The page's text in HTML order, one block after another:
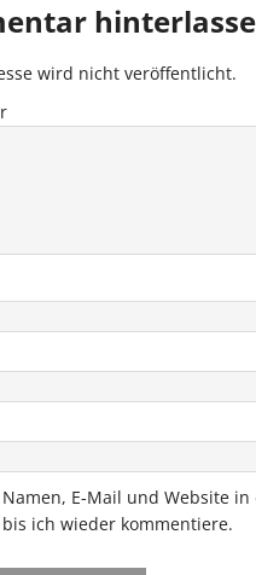
wird nicht veröffentlicht.
E-Mail und Website in
ich wieder kommentiere.